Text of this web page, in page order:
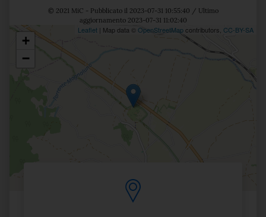
© 2021 MiC - Pubblicato il 2023-07-31 10:55:40 / Ultimo
aggiornamento 2023-07-31 11:02:40
Posizione
+
−
Leaflet | Map data © OpenStreetMapcontributors, CC-BY-SA